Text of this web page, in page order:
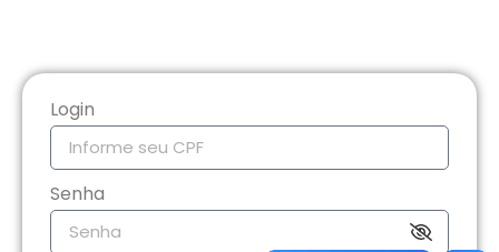
Login
Senha